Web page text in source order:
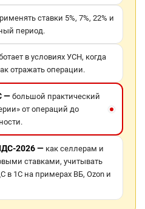
ставки 5%, 7%, 22% и
период.
в условиях УСН, когда
отражать операции.
— большой практический
от операций до
2026 — как селлерам и
ставками, учитывать
1С на примерах ВБ, Ozon и